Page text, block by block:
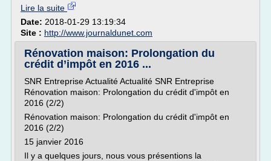
Lire la suite
Date: 2018-01-29 13:19:34
Site : http://www.journaldunet.com
Rénovation maison: Prolongation du
crédit d’impôt en 2016 ...
SNR Entreprise Actualité Actualité SNR Entreprise
Rénovation maison: Prolongation du crédit d'impôt en
2016 (2/2)
Rénovation maison: Prolongation du crédit d'impôt en
2016 (2/2)
15 janvier 2016
Il y a quelques jours, nous vous présentions la